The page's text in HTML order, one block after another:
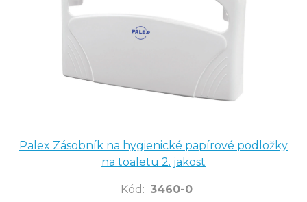
Palex Zásobník na hygienické papírové podložky
na toaletu 2. jakost
Kód : 3460-0